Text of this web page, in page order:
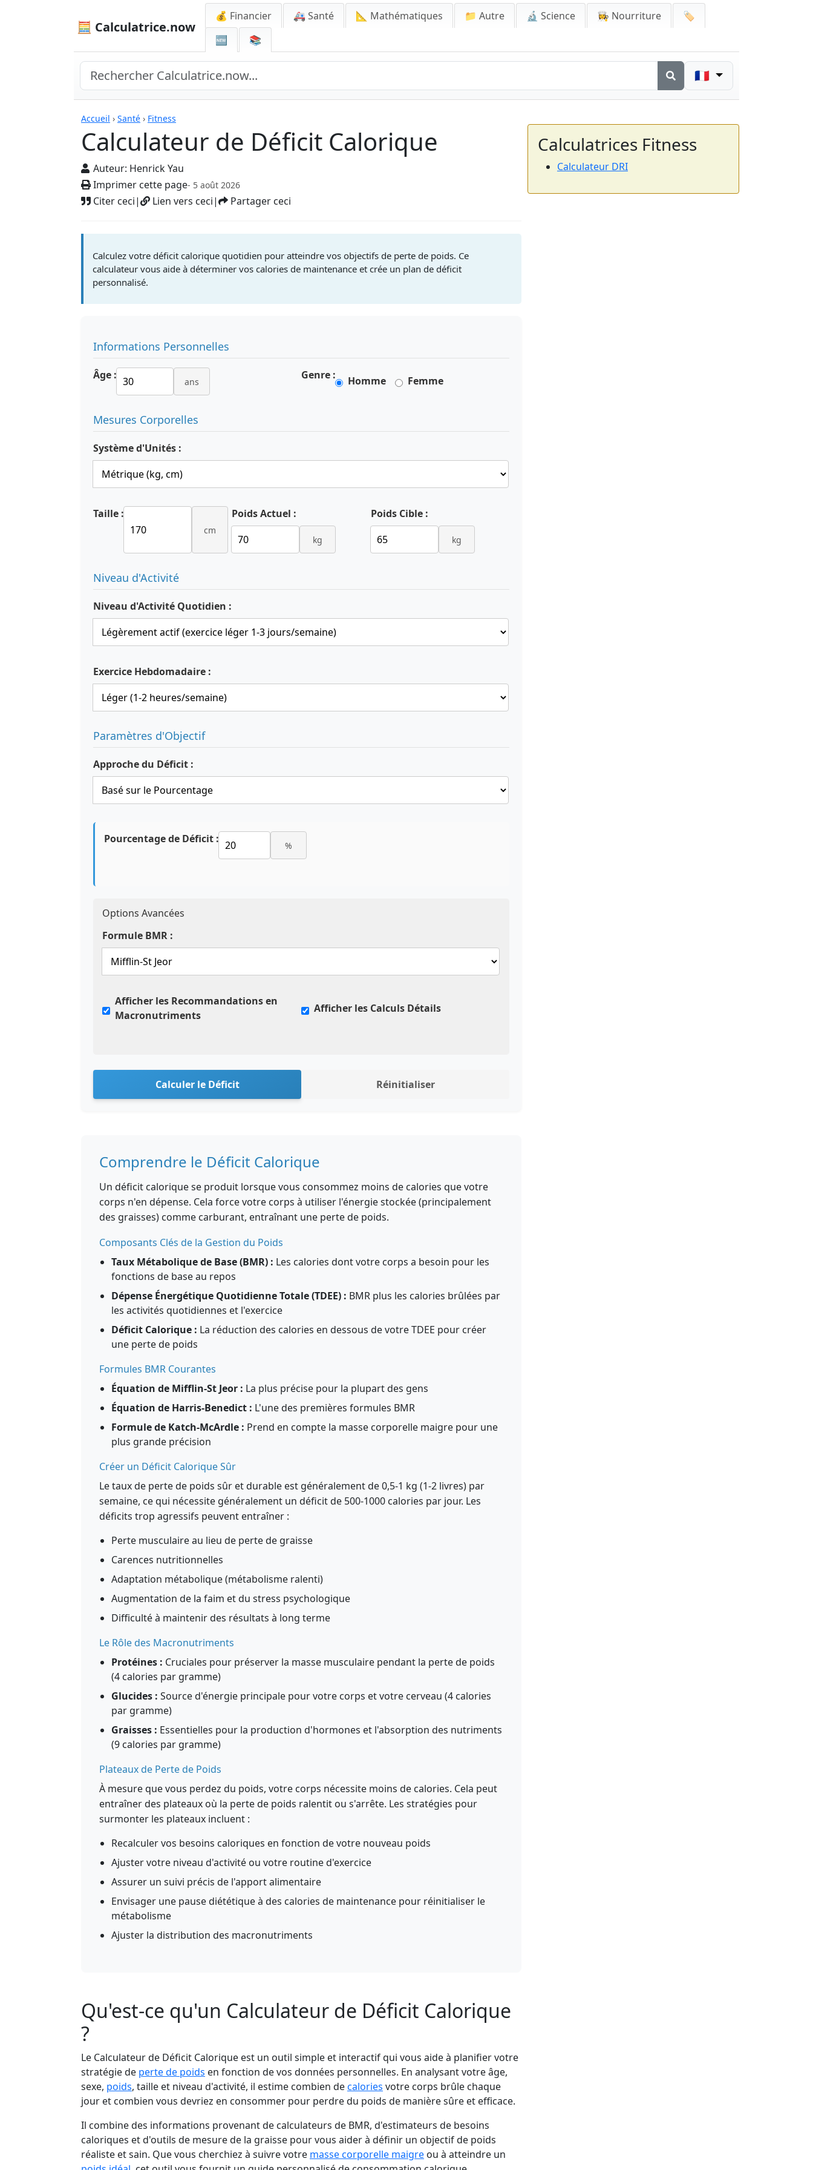
🧮 Calculatrice.now
💰 Financier 🚑 Santé 📐 Mathématiques 📁 Autre 🔬 Science 👩‍🍳 Nourriture
🏷️
🆕
📚
🇫🇷
Accueil › Santé › Fitness
Calculateur de Déficit Calorique
Auteur: Henrick Yau
Imprimer cette page- 5 août 2026
Citer ceci| Lien vers ceci| Partager ceci
Calculatrices
Calculez votre déficit calorique quotidien pour atteindre vos objectifs de perte de poids. Ce
calculateur vous aide à déterminer vos calories de maintenance et crée un plan de déficit
personnalisé.
Informations Personnelles
Âge : ans Genre : Homme Femme
Mesures Corporelles
Système d'Unités :
Taille :
cm
Poids Actuel :
kg
Poids Cible :
kg
Niveau d'Activité
Niveau d'Activité Quotidien :
Exercice Hebdomadaire :
Paramètres d'Objectif
Approche du Déficit :
Pourcentage de Déficit : %
Options Avancées
Formule BMR :
Afficher les Recommandations en
Macronutriments
Afficher les Calculs Détails
Calculer le Déficit Réinitialiser
Comprendre le Déficit Calorique
Un déficit calorique se produit lorsque vous consommez moins de calories que votre
corps n'en dépense. Cela force votre corps à utiliser l'énergie stockée (principalement
des graisses) comme carburant, entraînant une perte de poids.
Composants Clés de la Gestion du Poids
Taux Métabolique de Base (BMR) : Les calories dont votre corps a besoin pour les
fonctions de base au repos
Dépense Énergétique Quotidienne Totale (TDEE) : BMR plus les calories brûlées par
les activités quotidiennes et l'exercice
Déficit Calorique : La réduction des calories en dessous de votre TDEE pour créer
une perte de poids
Formules BMR Courantes
Équation de Mifflin-St Jeor : La plus précise pour la plupart des gens
Équation de Harris-Benedict : L'une des premières formules BMR
Formule de Katch-McArdle : Prend en compte la masse corporelle maigre pour une
plus grande précision
Créer un Déficit Calorique Sûr
Le taux de perte de poids sûr et durable est généralement de 0,5-1 kg (1-2 livres) par
semaine, ce qui nécessite généralement un déficit de 500-1000 calories par jour. Les
déficits trop agressifs peuvent entraîner :
Perte musculaire au lieu de perte de graisse
Carences nutritionnelles
Adaptation métabolique (métabolisme ralenti)
Augmentation de la faim et du stress psychologique
Difficulté à maintenir des résultats à long terme
Le Rôle des Macronutriments
Protéines : Cruciales pour préserver la masse musculaire pendant la perte de poids
(4 calories par gramme)
Glucides : Source d'énergie principale pour votre corps et votre cerveau (4 calories
par gramme)
Graisses : Essentielles pour la production d'hormones et l'absorption des nutriments
(9 calories par gramme)
Plateaux de Perte de Poids
À mesure que vous perdez du poids, votre corps nécessite moins de calories. Cela peut
entraîner des plateaux où la perte de poids ralentit ou s'arrête. Les stratégies pour
surmonter les plateaux incluent :
Recalculer vos besoins caloriques en fonction de votre nouveau poids
Ajuster votre niveau d'activité ou votre routine d'exercice
Assurer un suivi précis de l'apport alimentaire
Envisager une pause diététique à des calories de maintenance pour réinitialiser le
métabolisme
Ajuster la distribution des macronutriments
Qu'est-ce qu'un Calculateur de Déficit Calorique
?
Le Calculateur de Déficit Calorique est un outil simple et interactif qui vous aide à planifier votre
stratégie de perte de poids en fonction de vos données personnelles. En analysant votre âge,
sexe, poids, taille et niveau d'activité, il estime combien decalories votre corps brûle chaque
jour et combien vous devriez en consommer pour perdre du poids de manière sûre et efficace.
Il combine des informations provenant de calculateurs de BMR, d'estimateurs de besoins
caloriques et d'outils de mesure de la graisse pour vous aider à définir un objectif de poids
réaliste et sain. Que vous cherchiez à suivre votre masse corporelle maigre ou à atteindre un
Calculatrices Fitness
Calculateur DRI